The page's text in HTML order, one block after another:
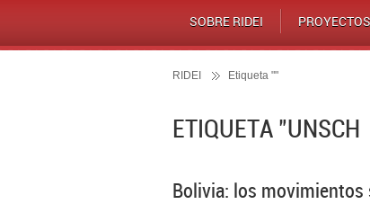
SOBRE RIDEI PROYECTOS
RIDEI Etiqueta ""
ETIQUETA "UNSCH
Bolivia: los